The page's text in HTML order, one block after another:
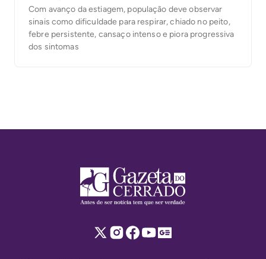
Com avanço da estiagem, população deve observar
sinais como dificuldade para respirar, chiado no peito,
febre persistente, cansaço intenso e piora progressiva
dos sintomas